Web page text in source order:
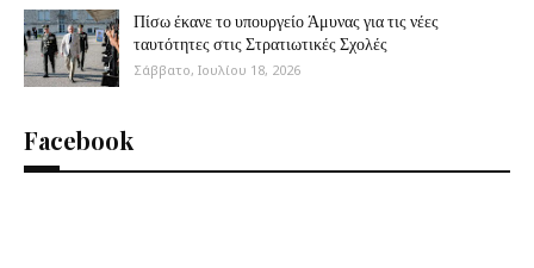
Πίσω έκανε το υπουργείο Άμυνας για τις νέες
ταυτότητες στις Στρατιωτικές Σχολές
Σάββατο, Ιουλίου 18, 2026
Facebook